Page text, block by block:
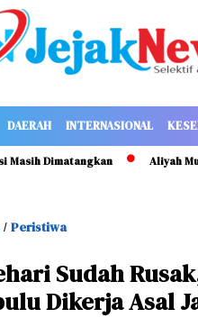
DAERAH INTERNASIONAL
Dimatangkan Aliyah Mustika
/ Peristiwa
Sudah
Dikerja Asal